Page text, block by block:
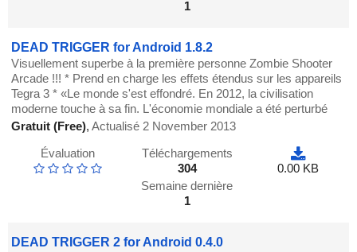
1
DEAD TRIGGER for Android 1.8.2
Visuellement superbe à la première personne Zombie Shooter
Arcade !!! * Prend en charge les effets étendus sur les appareils
Tegra 3 * «Le monde s'est effondré. En 2012, la civilisation
moderne touche à sa fin. L'économie mondiale a été perturbé
Gratuit (Free),Actualisé 2 November 2013
Évaluation
Téléchargements
304
Semaine dernière
1
0.00 KB
DEAD TRIGGER 2 for Android 0.4.0